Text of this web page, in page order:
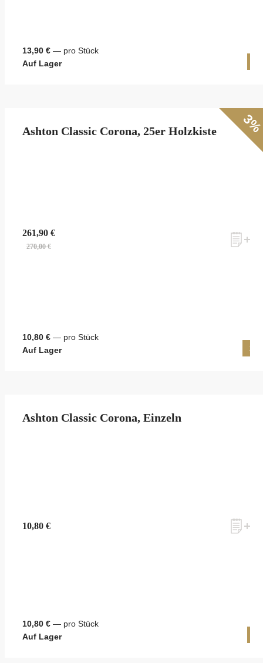
13,90 € — pro Stück
Auf Lager
Ashton Classic Corona, 25er Holzkiste
270,00 €
261,90 €
10,80 € — pro Stück
Auf Lager
25
Ashton Classic Corona, Einzeln
10,80 €
10,80 € — pro Stück
Auf Lager